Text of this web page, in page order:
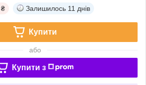
Залишилось 11 днів
Купити
або
Купити з